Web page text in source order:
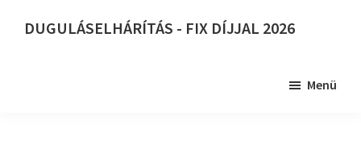
DUGULÁSELHÁRÍTÁS - FIX DÍJJAL 2026
Menü